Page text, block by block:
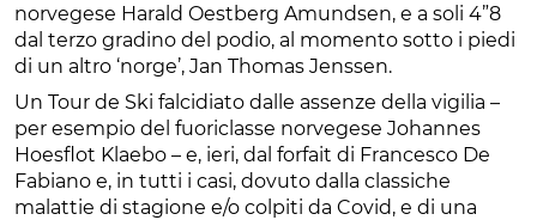
norvegese Harald Oestberg Amundsen, e a soli 4”8
dal terzo gradino del podio, al momento sotto i piedi
di un altro ‘norge’, Jan Thomas Jenssen.
Un Tour de Ski falcidiato dalle assenze della vigilia –
per esempio del fuoriclasse norvegese Johannes
Hoesflot Klaebo – e, ieri, dal forfait di Francesco De
Fabiano e, in tutti i casi, dovuto dalla classiche
malattie di stagione e/o colpiti da Covid, e di una